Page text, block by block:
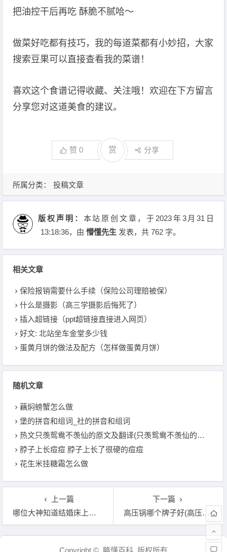
把油控干后再吃 酥脆不腻哈～
做菜好吃都有技巧，我的每道菜都有小妙招，大家
搜索豆果可以直接查看我的菜谱！
喜欢这个食谱记得收藏、关注哦！欢迎在下方留言
分享您对这道美食的建议。
赞0 赏 分享
所属分类： 投稿文章
版权声明： 本站原创文章，于2023年3月31日
13:18:36，由懵懂先生 发表，共 762 字。
相关文章
保险报销需要什么手续（保险公司理赔被保）
什么是摄影（高三学摄影后悔死了）
插入超链接（ppt超链接直接进入网页）
好文: 北站坐车金堂多少钱
蛋黄月饼的做法及配方（怎样做蛋黄月饼）
随机文章
藕焖螃蟹怎么做
堡的拼音和组词_社的拼音和组词
热文只羡鸳鸯不羡仙的原文及翻译(只羡鸳鸯不羡仙的下一句是什么)
脖子上长痘痘 脖子上长了很硬的痘痘
花生米挂糖霜怎么做
上一篇
哪位大神知道结婚床上用品买几件套(结婚的床上用品买几件最合适)
下一篇
高压锅哪个牌子好(高压锅选什么牌子)
文章导航
Copyright © 略懂百科 版权所有